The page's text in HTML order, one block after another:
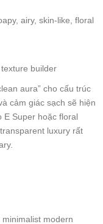
airy, skin-like, floral
builder
aura” cho cấu trúc
cảm giác sạch sẽ hiện
E Super hoặc floral
luxury rất
modern